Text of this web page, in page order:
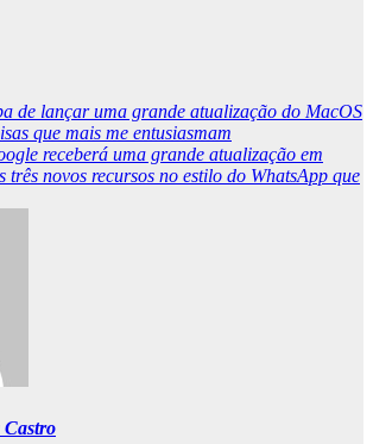
de lançar uma grande atualização do MacOS
que mais me entusiasmam
receberá uma grande atualização em
três novos recursos no estilo do WhatsApp que